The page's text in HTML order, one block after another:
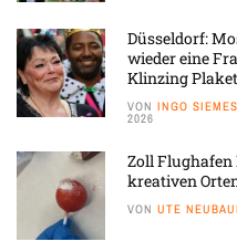
Düsseldorf:
wieder eine
Klinzing
VON INGO
2026
Zoll Flughafen
kreativen
VON UTE